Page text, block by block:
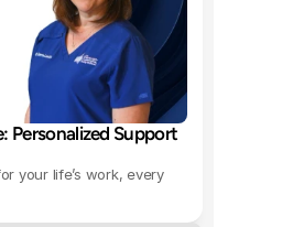
Personalized Support
your life’s work, every